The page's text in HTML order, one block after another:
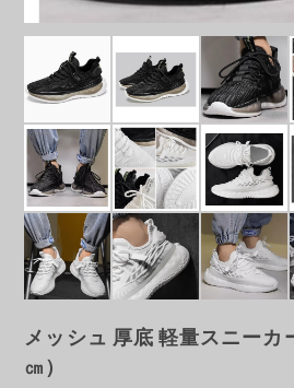
メッシュ 厚底 軽量スニー
㎝）